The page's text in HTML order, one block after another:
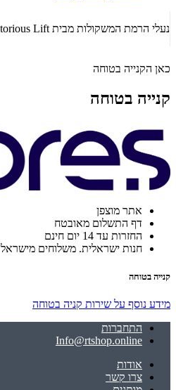
נעלי הרמת המשקולות מבית Notorious Lift נחתו בארץ
כאן הקנייה בטוחה
קנייה בטוחה
אתר מוצפן
דף התשלום מאובטח
החזרות עד 14 יום חינם
חנות ישראלית. משלוחים מישראל
קנייה בטוחה
מידע נוסף על שירות קניה בטוחה
התחברות
Info@rtshop.online
אודות
צרו קשר